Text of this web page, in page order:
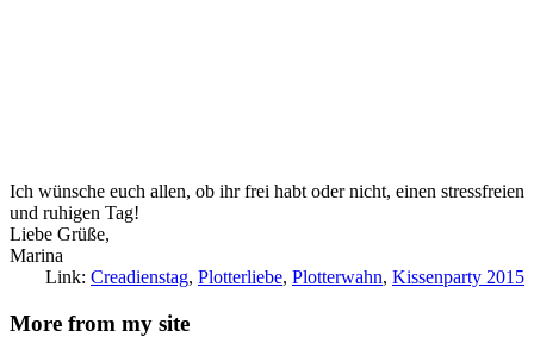
Ich wünsche euch allen, ob ihr frei habt oder nicht, einen stressfreien
und ruhigen Tag!
Liebe Grüße,
Marina
Link: Creadienstag, Plotterliebe, Plotterwahn, Kissenparty 2015
More from my site